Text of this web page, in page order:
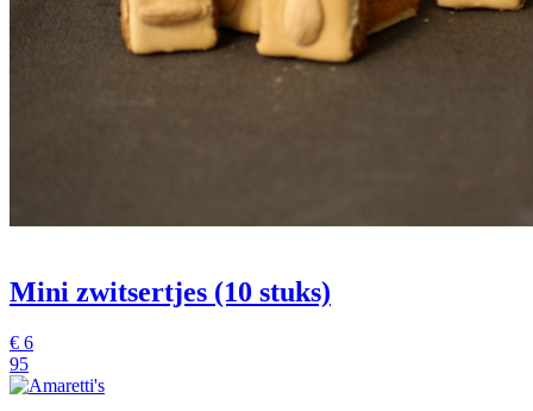
Mini zwitsertjes (10 stuks)
€ 6
95